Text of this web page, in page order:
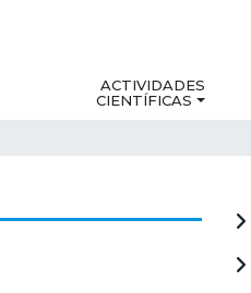
ACTIVIDADES
CIENTÍFICAS